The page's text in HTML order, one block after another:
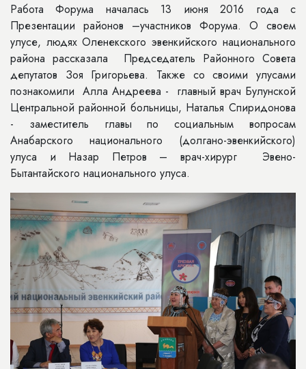
Работа Форума началась 13 июня 2016 года с
Презентации районов –участников Форума. О своем
улусе, людях Оленекского эвенкийского национального
района рассказала Председатель Районного Совета
депутатов Зоя Григорьева. Также со своими улусами
познакомили Алла Андреева - главный врач Булунской
Центральной районной больницы, Наталья Спиридонова
- заместитель главы по социальным вопросам
Анабарского национального (долгано-эвенкийского)
улуса и Назар Петров – врач-хирург Эвено-
Бытантайского национального улуса.